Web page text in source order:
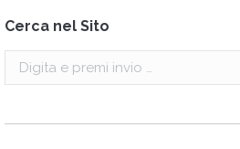
Cerca nel Sito
Search: